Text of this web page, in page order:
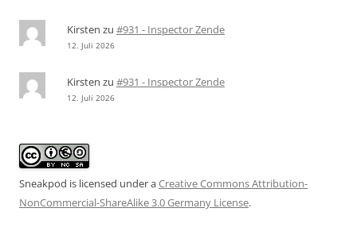
Kirsten zu #931 - Inspector Zende
12. Juli 2026
Kirsten zu #931 - Inspector Zende
12. Juli 2026
Sneakpod is licensed under aCreative Commons Attribution-
NonCommercial-ShareAlike 3.0 Germany License.